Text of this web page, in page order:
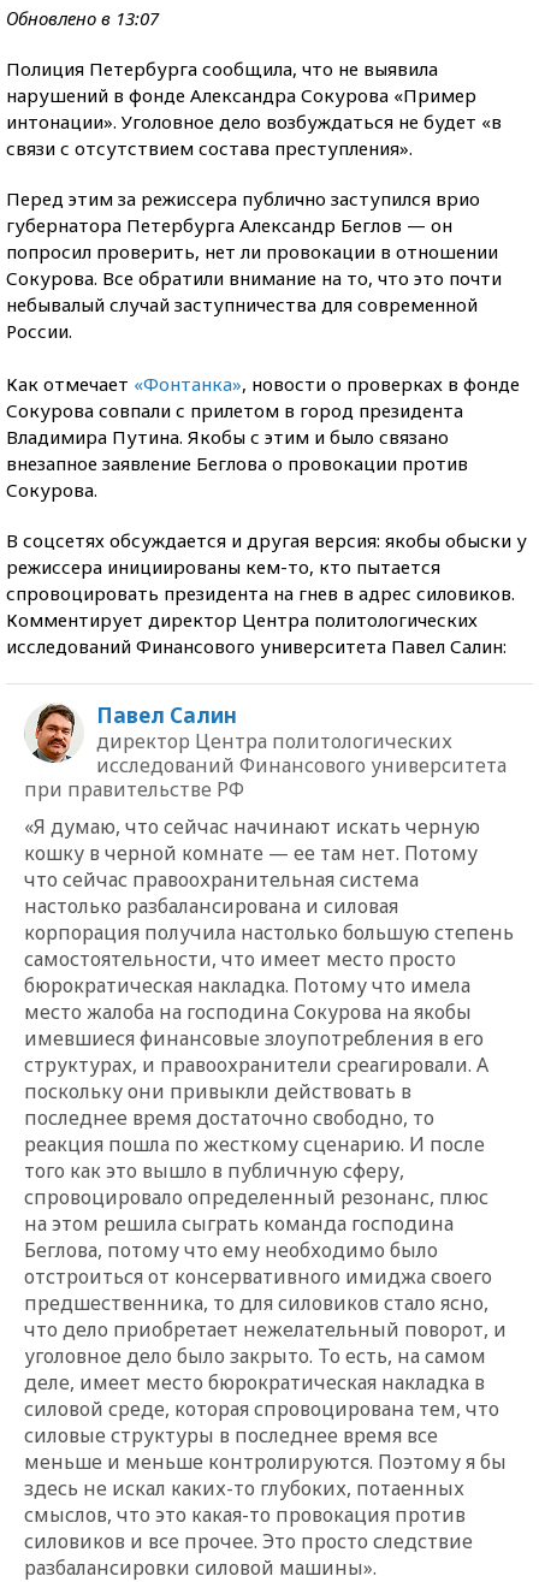
Обновлено в 13:07
Полиция Петербурга сообщила, что не выявила
нарушений в фонде Александра Сокурова «Пример
интонации». Уголовное дело возбуждаться не будет «в
связи с отсутствием состава преступления».
Перед этим за режиссера публично заступился врио
губернатора Петербурга Александр Беглов — он
попросил проверить, нет ли провокации в отношении
Сокурова. Все обратили внимание на то, что это почти
небывалый случай заступничества для современной
России.
Как отмечает «Фонтанка», новости о проверках в фонде
Сокурова совпали с прилетом в город президента
Владимира Путина. Якобы с этим и было связано
внезапное заявление Беглова о провокации против
Сокурова.
В соцсетях обсуждается и другая версия: якобы обыски у
режиссера инициированы кем-то, кто пытается
спровоцировать президента на гнев в адрес силовиков.
Комментирует директор Центра политологических
исследований Финансового университета Павел Салин:
Павел Салин
директор Центра политологических
исследований Финансового университета
при правительстве РФ
«Я думаю, что сейчас начинают искать черную
кошку в черной комнате — ее там нет. Потому
что сейчас правоохранительная система
настолько разбалансирована и силовая
корпорация получила настолько большую степень
самостоятельности, что имеет место просто
бюрократическая накладка. Потому что имела
место жалоба на господина Сокурова на якобы
имевшиеся финансовые злоупотребления в его
структурах, и правоохранители среагировали. А
поскольку они привыкли действовать в
последнее время достаточно свободно, то
реакция пошла по жесткому сценарию. И после
того как это вышло в публичную сферу,
спровоцировало определенный резонанс, плюс
на этом решила сыграть команда господина
Беглова, потому что ему необходимо было
отстроиться от консервативного имиджа своего
предшественника, то для силовиков стало ясно,
что дело приобретает нежелательный поворот, и
уголовное дело было закрыто. То есть, на самом
деле, имеет место бюрократическая накладка в
силовой среде, которая спровоцирована тем, что
силовые структуры в последнее время все
меньше и меньше контролируются. Поэтому я бы
здесь не искал каких-то глубоких, потаенных
смыслов, что это какая-то провокация против
силовиков и все прочее. Это просто следствие
разбалансировки силовой машины».